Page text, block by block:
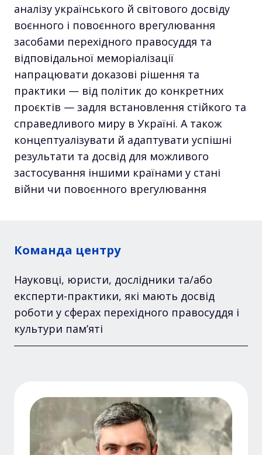
аналізу українського й світового досвіду
воєнного і повоєнного врегулювання
засобами перехідного правосуддя та
відповідальної меморіалізації
напрацювати доказові рішення та
практики — від політик до конкретних
проєктів — задля встановлення стійкого та
справедливого миру в Україні. А також
концептуалізувати й адаптувати успішні
результати та досвід для можливого
застосування іншими країнами у стані
війни чи повоєнного врегулювання
Команда центру
Науковці, юристи, дослідники та/або
експерти-практики, які мають досвід
роботи у сферах перехідного правосуддя і
культури пам’яті